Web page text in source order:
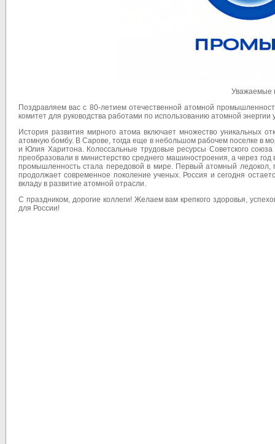
Уважаемые
Поздравляем вас с 80-летием отечественной атомной
комитет для руководства работами по использованию атомной энергии
История развития мирного атома включает множество уникальных
атомную бомбу. В Сарове, тогда еще в небольшом рабочем поселке в
и Юлия Харитона. Колоссальные трудовые ресурсы Советского
преобразовали в министерство среднего машиностроения, а через
промышленность стала передовой в мире. Первый атомный
продолжает современное поколение ученых. Россия и сегодня
вкладу в развитие атомной отрасли.
С праздником, дорогие коллеги! Желаем вам крепкого здоровья,
для России!